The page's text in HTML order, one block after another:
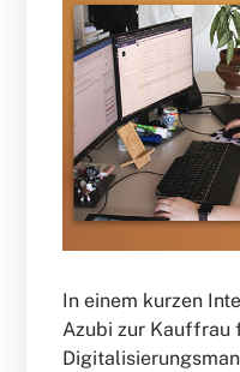
In einem kurzen
Azubi zur Kauffrau